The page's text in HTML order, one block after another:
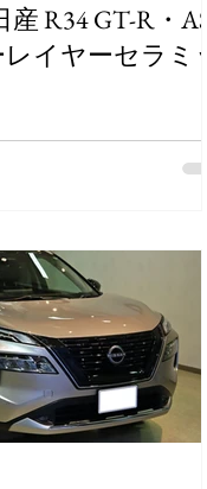
R34 GT-R・AS-
イヤーセラミッ